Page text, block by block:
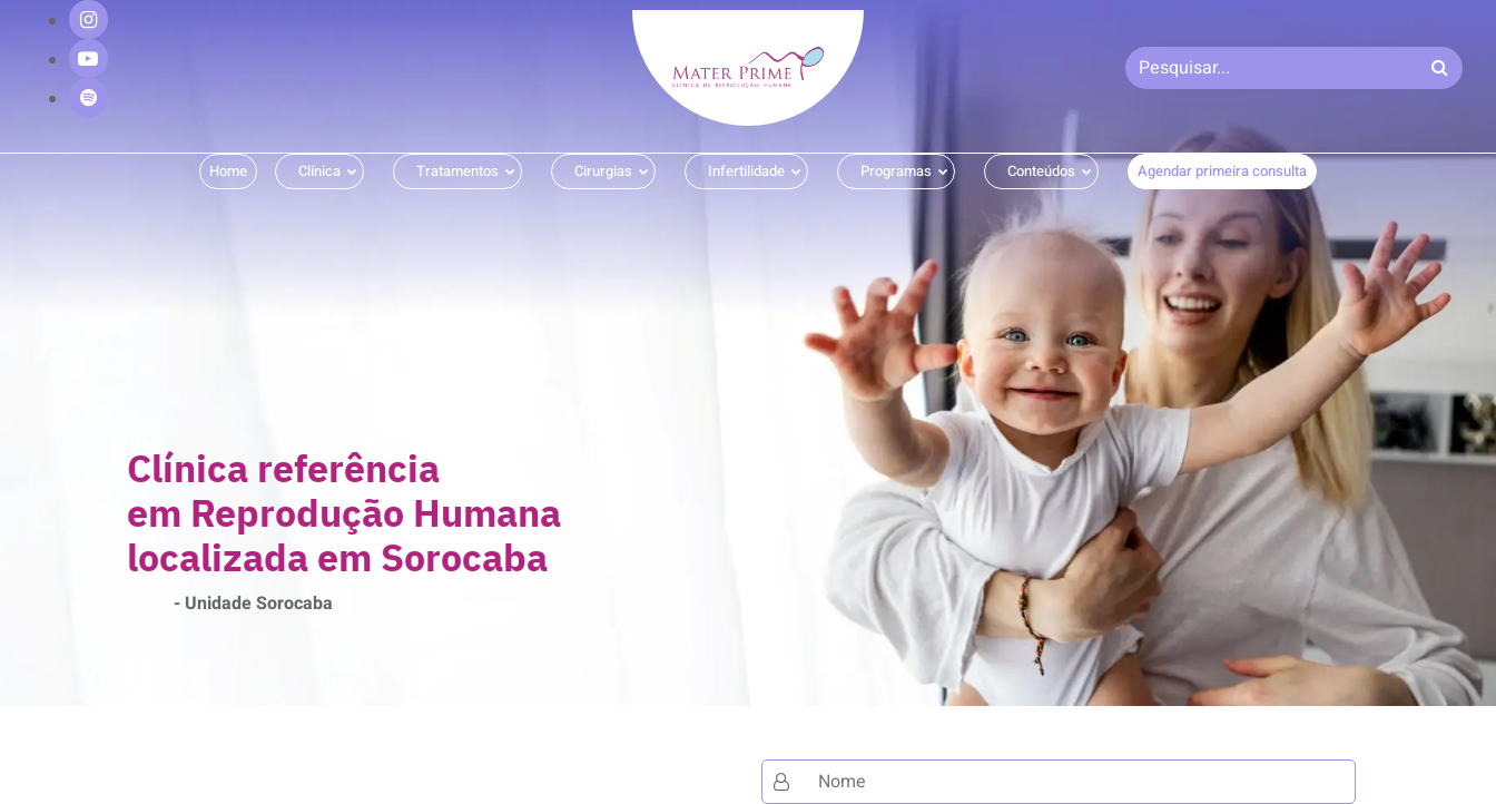
Home Clínica Tratamentos Cirurgias Infertilidade Programas Conteúdos Agendar primeira consulta
Clínica referência
em Reprodução Humana
localizada em Sorocaba
- Unidade Sorocaba